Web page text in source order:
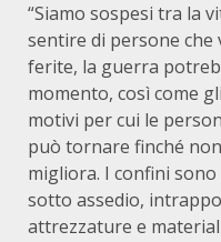
“Siamo sospesi tra la
sentire di persone che
ferite, la guerra
momento, così come
motivi per cui le
può tornare finché
migliora. I confini
sotto assedio,
attrezzature e